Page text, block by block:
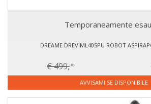
Temporaneamente
DREAME DREVIML40SPU ROBOT
€ 499,00
AVVISAMI SE DISPONIBILE